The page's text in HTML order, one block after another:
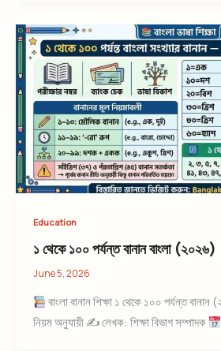
Education
১ থেকে ১০০ পর্যন্ত বানান বাংলা (২০২৬)
June 5, 2026
বাংলা বানান শিক্ষা ১ থেকে ১০০ পর্যন্ত
নিয়ম অনুযায়ী ✍লেখক: শিক্ষা বিভাগ সম্পাদক